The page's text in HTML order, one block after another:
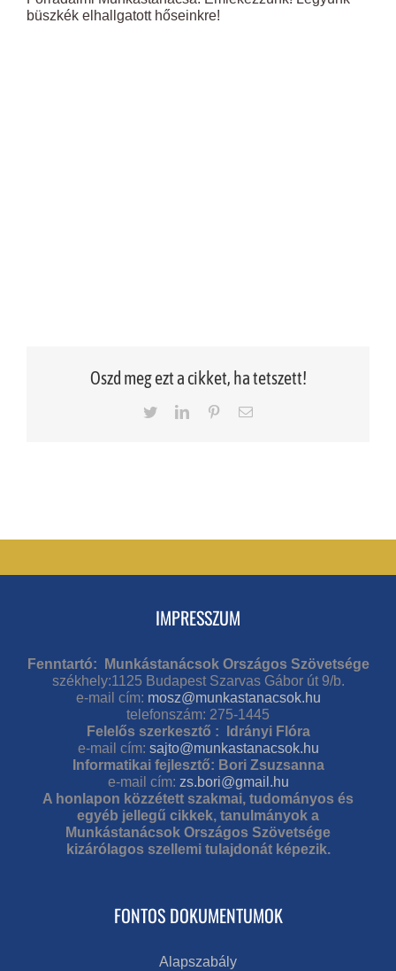
büszkék elhallgatott hőseinkre!
Oszd meg ezt a cikket, ha tetszett!
TwitterLinkedInPinterestEmail
IMPRESSZUM
Fenntartó: Munkástanácsok Országos Szövetsége
székhely:1125 Budapest Szarvas Gábor út 9/b.
e-mail cím: mosz@munkastanacsok.hu
telefonszám: 275-1445
Felelős szerkesztő : Idrányi Flóra
e-mail cím: sajto@munkastanacsok.hu
Informatikai fejlesztő: Bori Zsuzsanna
e-mail cím: zs.bori@gmail.hu
A honlapon közzétett szakmai, tudományos és
egyéb jellegű cikkek, tanulmányok a
Munkástanácsok Országos Szövetsége
kizárólagos szellemi tulajdonát képezik.
FONTOS DOKUMENTUMOK
Alapszabály